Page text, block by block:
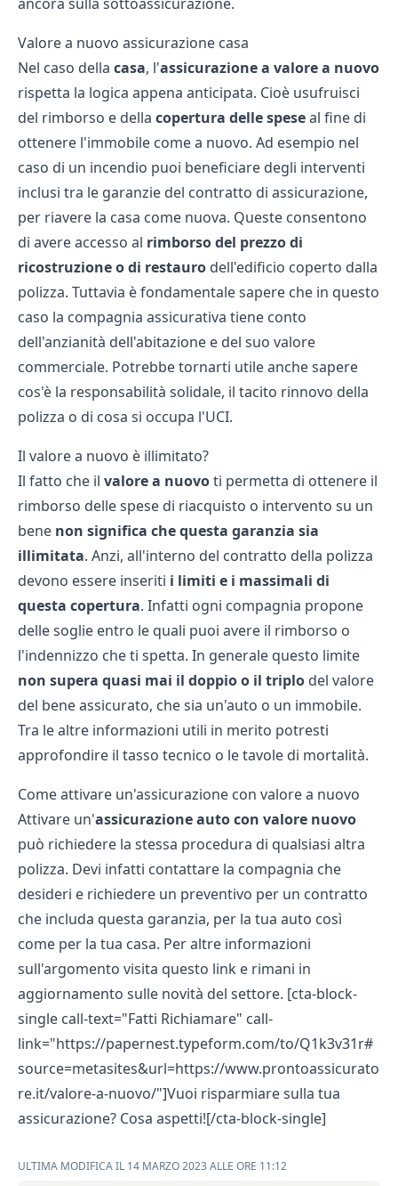
Valore a nuovo assicurazione casa
Nel caso della casa, l'assicurazione a valore a nuovo
rispetta la logica appena anticipata. Cioè usufruisci
del rimborso e della copertura delle speseal fine di
ottenere l'immobile come a nuovo. Ad esempio nel
caso di un incendio puoi beneficiare degli interventi
inclusi tra le garanzie del contratto di assicurazione,
per riavere la casa come nuova. Queste consentono
di avere accesso al rimborso del prezzo di
ricostruzione o di restauro dell'edificio coperto dalla
polizza. Tuttavia è fondamentale sapere che in questo
caso la compagnia assicurativa tiene conto
dell'anzianità dell'abitazione e del suo valore
commerciale. Potrebbe tornarti utile anche sapere
cos'è la responsabilità solidale, il tacito rinnovo della
polizza o di cosa si occupa l'UCI.
Il valore a nuovo è illimitato?
Il fatto che il valore a nuovoti permetta di ottenere il
rimborso delle spese di riacquisto o intervento su un
bene non significa che questa garanzia sia
illimitata. Anzi, all'interno del contratto della polizza
devono essere inseriti i limiti e i massimali di
questa copertura. Infatti ogni compagnia propone
delle soglie entro le quali puoi avere il rimborso o
l'indennizzo che ti spetta. In generale questo limite
non supera quasi mai il doppio o il triplo del valore
del bene assicurato, che sia un'auto o un immobile.
Tra le altre informazioni utili in merito potresti
approfondire il tasso tecnico o letavole di mortalità.
Come attivare un'assicurazione con valore a nuovo
Attivare un'assicurazione auto con valore nuovo
può richiedere la stessa procedura di qualsiasi altra
polizza. Devi infatti contattare la compagnia che
desideri e richiedere un preventivo per un contratto
che includa questa garanzia, per la tua auto così
come per la tua casa. Per altre informazioni
sull'argomento visita questo link e rimani in
aggiornamento sulle novità del settore. [cta-block-
single call-text="Fatti Richiamare" call-
link="https://papernest.typeform.com/to/Q1k3v31r#
source=metasites&url=https://www.prontoassicurato
re.it/valore-a-nuovo/"]Vuoi risparmiare sulla tua
assicurazione? Cosa aspetti![/cta-block-single]
ULTIMA MODIFICA IL 14 MARZO 2023 ALLE ORE 11:12